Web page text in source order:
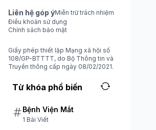
Liên hệ góp ýMiễn trừ trách nhiệm
Điều khoản sử dụng
Chính sách bảo mật
Giấy phép thiết lập Mạng xã hội số
108/GP-BTTTT, do Bộ Thông tin và
Truyền thông cấp ngày 08/02/2021.
Từ khóa phổ biến
Bệnh Viện Mắt
1 Bài Viết